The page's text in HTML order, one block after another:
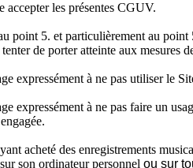
accepter les présentes CGUV.
point 5. et particulièrement au point
de porter atteinte aux mesures
expressément à ne pas utiliser le
expressément à ne pas faire un
acheté des enregistrements
son ordinateur personnel ou sur